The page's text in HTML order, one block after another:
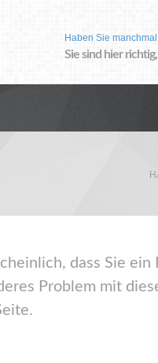
Haben Sie
Sie sind hier
dass Sie
Problem mit